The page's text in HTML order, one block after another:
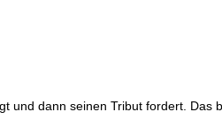
dann seinen Tribut fordert. Das